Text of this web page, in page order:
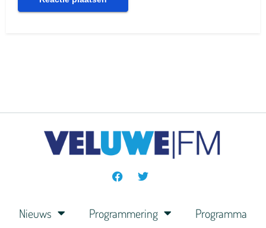
Nieuws Programmering Programma